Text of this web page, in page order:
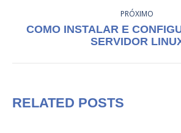
PRÓXIMO
Próximo
post:
COMO INSTALAR E
SERVIDOR
RELATED POSTS